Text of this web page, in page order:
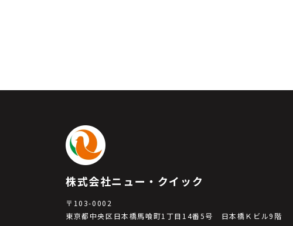
株式会社ニュー・クイック
〒103-0002
東京都中央区日本橋馬喰町1丁目14番5号 日本橋Ｋビル9階